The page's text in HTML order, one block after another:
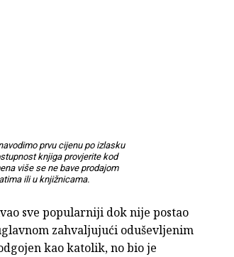
prvu cijenu po izlasku
knjiga provjerite kod
više se ne bave prodajom
ili u knjižnicama.
sve popularniji dok nije postao
zahvaljujući oduševljenim
kao katolik, no bio je